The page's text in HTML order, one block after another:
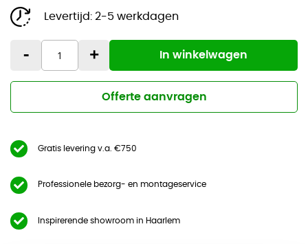
Levertijd: 2-5 werkdagen
- + In winkelwagen
Offerte aanvragen
Gratis levering v.a. €750
Professionele bezorg- en montageservice
Inspirerende showroom in Haarlem